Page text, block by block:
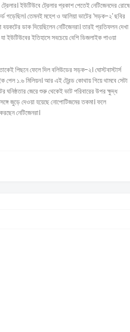
ইউটিউবে ট্রেলার প্রকাশ পেতেই নেটিজেনদের রোষে
গড়েছিল। তেমনই মহেশ ও আলিয়া ভাটের ‘সড়ক-২’ ছবির
ডাক দিয়েছিলেন নেটিজেনরা। তারই প্রতিফলন দেখা
ইউটিউবের ইতিহাসে সবচেয়ে বেশি ডিজলাইক পাওয়া
পিছনে ফেলে দিল বলিউডের সড়ক-২। ঘোস্টবাস্টার্স
পেল ১.৬ মিলিয়ন। আর এই ট্রেন্ড কোথায় গিয়ে থামবে সেটা
ঘনিষ্ঠতার জেরে শুরু থেকেই ভাট পরিবারের উপর ক্ষুদ্ধ
জুড়ে দেওয়া হয়েছে নোপোটিজমের তকমা। ফলে
নেটিজেনরা।